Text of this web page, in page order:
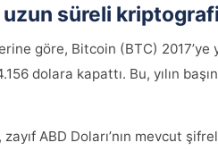
uzun süreli
göre, Bitcoin (BTC) 2017’ye
dolara kapattı. Bu, yılın
ABD Doları’nın mevcut